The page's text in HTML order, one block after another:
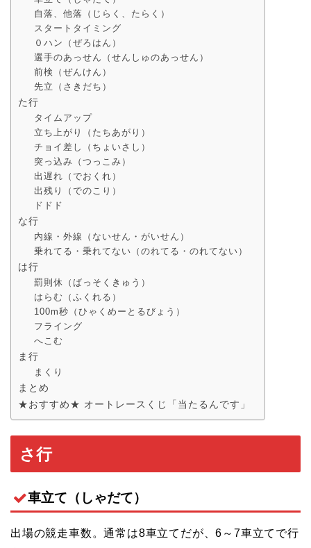
自落、他落（じらく、たらく）
スタートタイミング
０ハン（ぜろはん）
選手のあっせん（せんしゅのあっせん）
前検（ぜんけん）
先立（さきだち）
た行
タイムアップ
立ち上がり（たちあがり）
チョイ差し（ちょいさし）
突っ込み（つっこみ）
出遅れ（でおくれ）
出残り（でのこり）
ドドド
な行
内線・外線（ないせん・がいせん）
乗れてる・乗れてない（のれてる・のれてない）
は行
罰則休（ばっそくきゅう）
はらむ（ふくれる）
100m秒（ひゃくめーとるびょう）
フライング
へこむ
ま行
まくり
まとめ
★おすすめ★ オートレースくじ「当たるんです」
さ行
車立て（しゃだて）
出場の競走車数。通常は8車立てだが、6～7車立てで行